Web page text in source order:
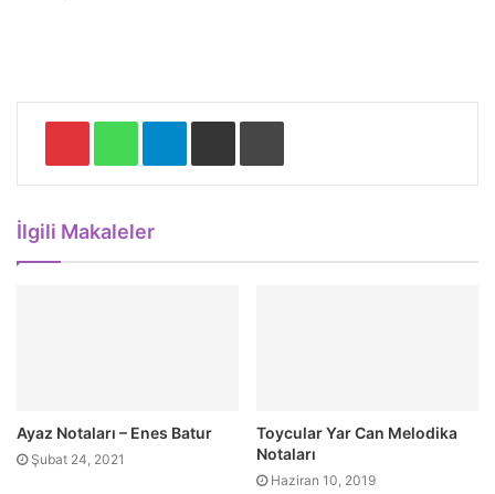
Pinterest WhatsApp Telegram E-Posta ile paylaş Yazdır
İlgili Makaleler
Ayaz Notaları – Enes Batur
Şubat 24, 2021
Toycular Yar Can Melodika
Notaları
Haziran 10, 2019